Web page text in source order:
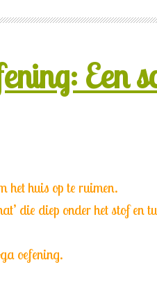
Een
het huis op te ruimen.
die diep onder het stof en
oefening.